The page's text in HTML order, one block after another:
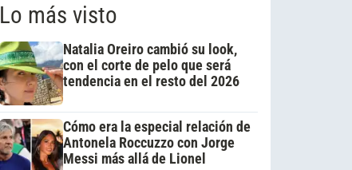
Lo más visto
Natalia Oreiro cambió su look,
con el corte de pelo que será
tendencia en el resto del 2026
Cómo era la especial relación de
Antonela Roccuzzo con Jorge
Messi más allá de Lionel